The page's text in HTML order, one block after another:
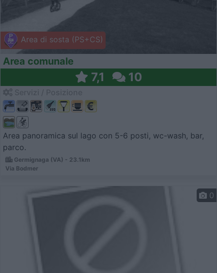
Area di sosta (PS+CS)
Area comunale
7,1 10
Area panoramica sul lago con 5-6 posti, wc-wash, bar,
parco.
Germignaga (VA) - 23.1km
Via Bodmer
0